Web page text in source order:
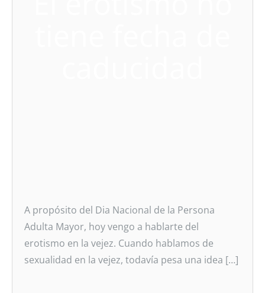
A propósito del Dia Nacional de la Persona
Adulta Mayor, hoy vengo a hablarte del
erotismo en la vejez. Cuando hablamos de
sexualidad en la vejez, todavía pesa una idea […]